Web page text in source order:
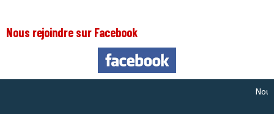
Nous rejoindre sur Facebook
Nous